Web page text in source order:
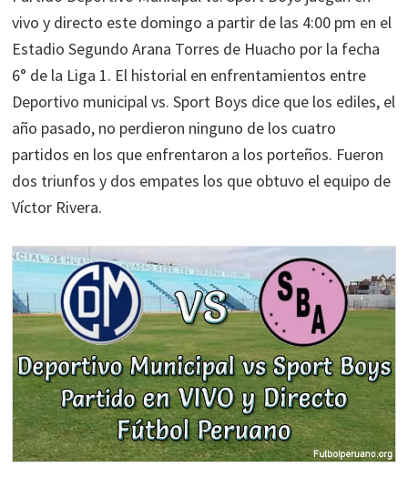
vivo y directo este domingo a partir de las 4:00 pm en el
Estadio Segundo Arana Torres de Huacho por la fecha
6° de la Liga 1. El historial en enfrentamientos entre
Deportivo municipal vs. Sport Boys dice que los ediles, el
año pasado, no perdieron ninguno de los cuatro
partidos en los que enfrentaron a los porteños. Fueron
dos triunfos y dos empates los que obtuvo el equipo de
Víctor Rivera.